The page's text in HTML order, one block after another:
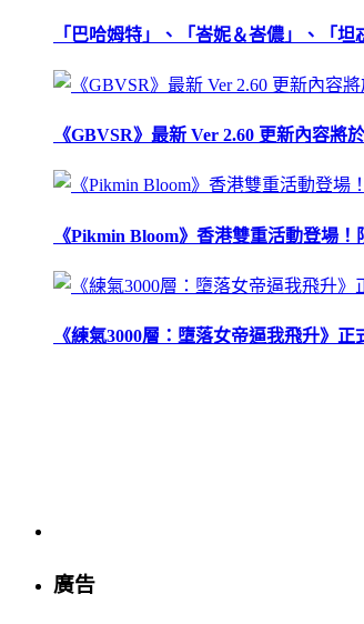
「巴哈姆特」、「峇妮＆峇儂」、「
《GBVSR》最新 Ver 2.60 更新內容將
《Pikmin Bloom》香港雙重活動登場
《練氣3000層：墮落女帝逼我飛升》
廣告